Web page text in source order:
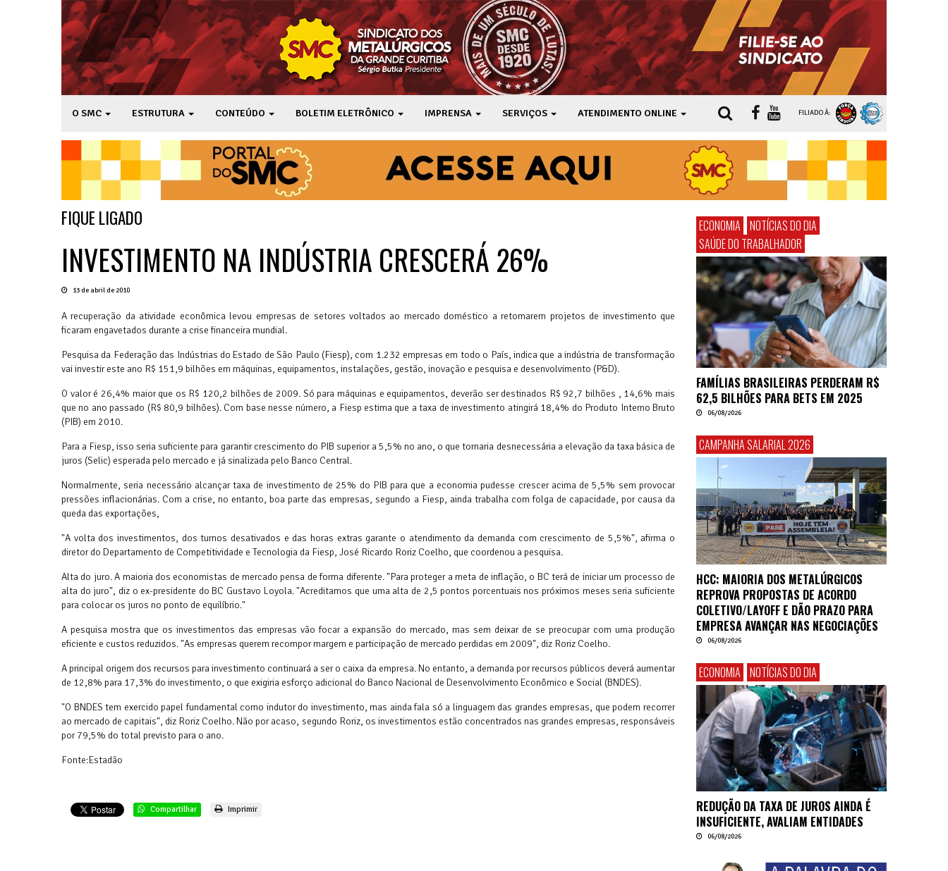
O SMC ESTRUTURA CONTEÚDO BOLETIM ELETRÔNICO IMPRENSA SERVIÇOS ATENDIMENTO ONLINE FILIADO À:
FIQUE LIGADO
INVESTIMENTO NA INDÚSTRIA CRESCERÁ 26%
13 de abril de 2010
A recuperação da atividade econômica levou empresas de setores voltados ao mercado doméstico a retomarem projetos de investimento que
ficaram engavetados durante a crise financeira mundial.
Pesquisa da Federação das Indústrias do Estado de São Paulo (Fiesp), com 1.232 empresas em todo o País, indica que a indústria de transformação
vai investir este ano R$ 151,9 bilhões em máquinas, equipamentos, instalações, gestão, inovação e pesquisa e desenvolvimento (P&D).
O valor é 26,4% maior que os R$ 120,2 bilhões de 2009. Só para máquinas e equipamentos, deverão ser destinados R$ 92,7 bilhões , 14,6% mais
que no ano passado (R$ 80,9 bilhões). Com base nesse número, a Fiesp estima que a taxa de investimento atingirá 18,4% do Produto Interno Bruto
(PIB) em 2010.
Para a Fiesp, isso seria suficiente para garantir crescimento do PIB superior a 5,5% no ano, o que tornaria desnecessária a elevação da taxa básica de
juros (Selic) esperada pelo mercado e já sinalizada pelo Banco Central.
Normalmente, seria necessário alcançar taxa de investimento de 25% do PIB para que a economia pudesse crescer acima de 5,5% sem provocar
pressões inflacionárias. Com a crise, no entanto, boa parte das empresas, segundo a Fiesp, ainda trabalha com folga de capacidade, por causa da
queda das exportações,
"A volta dos investimentos, dos turnos desativados e das horas extras garante o atendimento da demanda com crescimento de 5,5%", afirma o
diretor do Departamento de Competitividade e Tecnologia da Fiesp, José Ricardo Roriz Coelho, que coordenou a pesquisa.
Alta do juro. A maioria dos economistas de mercado pensa de forma diferente. "Para proteger a meta de inflação, o BC terá de iniciar um processo de
alta do juro", diz o ex-presidente do BC Gustavo Loyola. "Acreditamos que uma alta de 2,5 pontos porcentuais nos próximos meses seria suficiente
para colocar os juros no ponto de equilíbrio."
A pesquisa mostra que os investimentos das empresas vão focar a expansão do mercado, mas sem deixar de se preocupar com uma produção
eficiente e custos reduzidos. "As empresas querem recompor margem e participação de mercado perdidas em 2009", diz Roriz Coelho.
A principal origem dos recursos para investimento continuará a ser o caixa da empresa. No entanto, a demanda por recursos públicos deverá aumentar
de 12,8% para 17,3% do investimento, o que exigiria esforço adicional do Banco Nacional de Desenvolvimento Econômico e Social (BNDES).
"O BNDES tem exercido papel fundamental como indutor do investimento, mas ainda fala só a linguagem das grandes empresas, que podem recorrer
ao mercado de capitais", diz Roriz Coelho. Não por acaso, segundo Roriz, os investimentos estão concentrados nas grandes empresas, responsáveis
por 79,5% do total previsto para o ano.
Fonte:Estadão
Compartilhar Imprimir
ECONOMIA NOTÍCIAS DO DIA
SAÚDE DO TRABALHADOR
FAMÍLIAS BRASILEIRAS PERDERAM R$
62,5 BILHÕES PARA BETS EM 2025
06/08/2026
CAMPANHA SALARIAL 2026
HCC: MAIORIA DOS METALÚRGICOS
REPROVA PROPOSTAS DE ACORDO
COLETIVO/LAYOFF E DÃO PRAZO PARA
EMPRESA AVANÇAR NAS NEGOCIAÇÕES
06/08/2026
ECONOMIA NOTÍCIAS DO DIA
REDUÇÃO DA TAXA DE JUROS AINDA É
INSUFICIENTE, AVALIAM ENTIDADES
06/08/2026